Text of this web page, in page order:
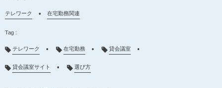
テレワーク 在宅勤務関連
テレワーク 在宅勤務 貸会議室
貸会議室サイト 選び方